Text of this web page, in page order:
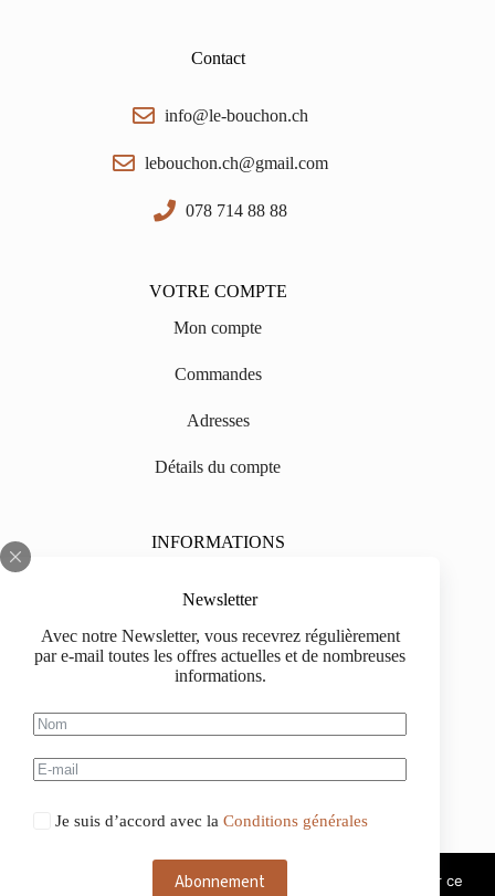
Newsletter
Avec notre Newsletter, vous recevrez régulièrement
par e-mail toutes les offres actuelles et de nombreuses
informations.
Je suis d’accord avec la Conditions générales
Abonnement
Contact
info@le-bouchon.ch
lebouchon.ch@gmail.com
078 714 88 88
VOTRE COMPTE
Mon compte
Commandes
Adresses
Détails du compte
INFORMATIONS
Livraison
Informations d'achat
Information de paiement
Ce site web utilise des cookies. Si vous continuez à utiliser ce